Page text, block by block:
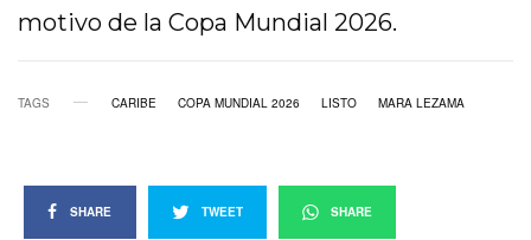
motivo de la Copa Mundial 2026.
TAGS CARIBE COPA MUNDIAL 2026 LISTO MARA LEZAMA
SHARE TWEET SHARE